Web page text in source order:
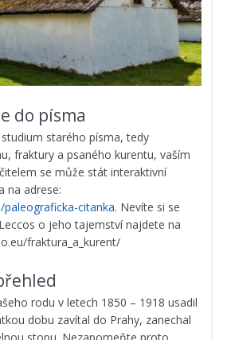
do písma
starého písma, tedy
fraktury a psaného kurentu, vaším
se může stát interaktivní
na adrese:
citanka. Nevíte si se
o jeho tajemství najdete na
fraktura_a_kurent/
rodu v letech 1850 – 1918 usadil
dobu zavítal do Prahy, zanechal